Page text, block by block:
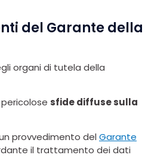
del Garante della
organi di tutela della
sfide diffuse sulla
provvedimento del Garante
il trattamento dei dati